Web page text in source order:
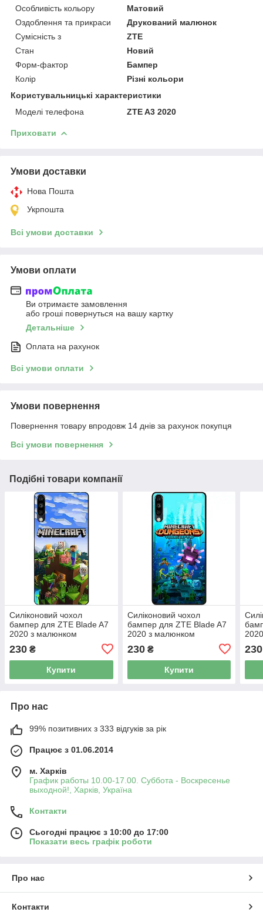
Особливість кольору
Матовий
Оздоблення та прикраси
Друкований малюнок
Сумісність з
ZTE
Стан
Новий
Форм-фактор
Бампер
Колір
Різні кольори
Користувальницькі характеристики
Моделі телефона
ZTE A3 2020
Приховати
Умови доставки
Нова Пошта
Укрпошта
Всі умови доставки
Умови оплати
Ви отримаєте замовлення
або гроші повернуться на вашу картку
Детальніше
Оплата на рахунок
Всі умови оплати
Умови повернення
Повернення товару впродовж 14 днів за рахунок покупця
Всі умови повернення
Подібні товари компанії
Силіконовий чохол
бампер для ZTE Blade A7
2020 з малюнком
230 ₴
Купити
Силіконовий чохол
бампер для ZTE Blade A7
2020 з малюнком
230₴
Купити
230
Про нас
99% позитивних з 333 відгуків за рік
Працює з 01.06.2014
м. Харків
График работы 10.00-17.00. Суббота - Воскресенье
выходной!, Харків, Україна
Контакти
Сьогодні працює з 10:00 до 17:00
Показати весь графік роботи
Про нас
Контакти